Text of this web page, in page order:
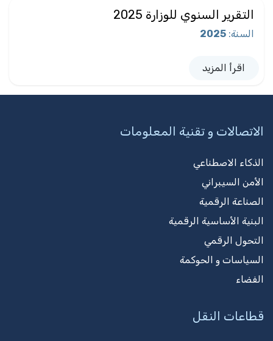
التقرير السنوي للوزارة 2025
السنة:
2025
اقرأ المزيد
الاتصالات و تقنية المعلومات
الذكاء الاصطناعي
الأمن السيبراني
الصناعة الرقمية
البنية الأساسية الرقمية
التحول الرقمي
السياسات و الحوكمة
الفضاء
قطاعات النقل